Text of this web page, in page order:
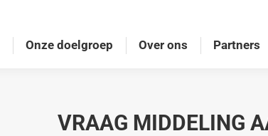
Onze doelgroep Over ons Partners
VRAAG MIDDELING